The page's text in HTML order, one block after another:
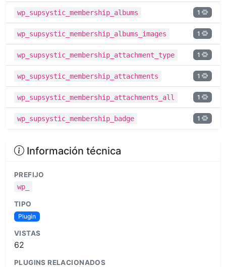
wp_supsystic_membership_albums 1
wp_supsystic_membership_albums_images 1
wp_supsystic_membership_attachment_type 1
wp_supsystic_membership_attachments 1
wp_supsystic_membership_attachments_all 1
wp_supsystic_membership_badge 1
Información técnica
PREFIJO
wp_
TIPO
Plugin
VISTAS
62
PLUGINS RELACIONADOS